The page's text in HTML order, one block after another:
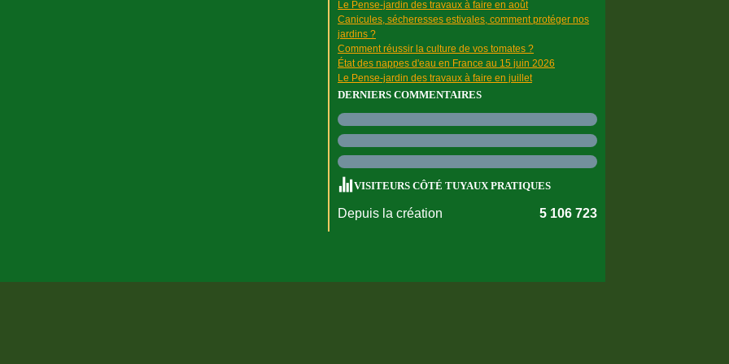
Le Pense-jardin des travaux à faire en août
Canicules, sécheresses estivales, comment protéger nos
jardins ?
Comment réussir la culture de vos tomates ?
État des nappes d'eau en France au 15 juin 2026
Le Pense-jardin des travaux à faire en juillet
DERNIERS COMMENTAIRES
VISITEURS CÔTÉ TUYAUX PRATIQUES
Depuis la création 5 106 723